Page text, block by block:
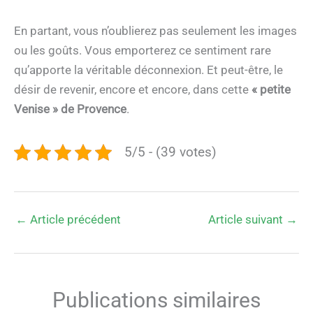
En partant, vous n’oublierez pas seulement les images
ou les goûts. Vous emporterez ce sentiment rare
qu’apporte la véritable déconnexion. Et peut-être, le
désir de revenir, encore et encore, dans cette « petite
Venise » de Provence.
5/5 - (39 votes)
← Article précédent Article suivant →
Publications similaires